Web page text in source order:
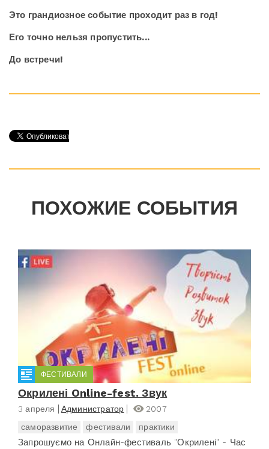
Это грандиозное событие проходит раз в год!
Его точно нельзя пропустить...
До встречи!
ПОХОЖИЕ СОБЫТИЯ
ФЕСТИВАЛИ
Окрилені Online-fest. Звук
3 апреля Администратор
2007
саморазвитие
фестивали практики
Запрошуємо на Онлайн-фестиваль "Окрилені" - Час